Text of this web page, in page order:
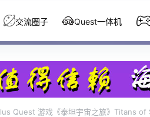
交流圈子 Quest一体机
Quest 游戏《泰坦宇宙之旅》Titans of